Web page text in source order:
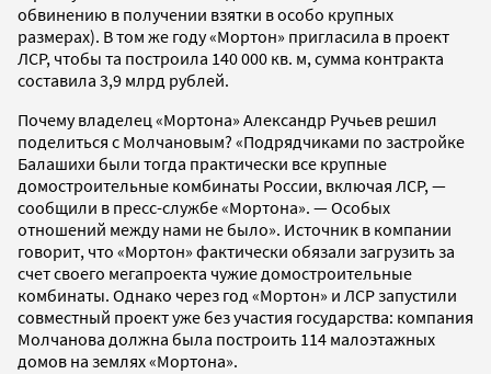
обвинению в получении взятки в особо крупных
размерах). В том же году «Мортон» пригласила в проект
ЛСР, чтобы та построила 140 000 кв. м, сумма контракта
составила 3,9 млрд рублей.
Почему владелец «Мортона» Александр Ручьев решил
поделиться с Молчановым? «Подрядчиками по застройке
Балашихи были тогда практически все крупные
домостроительные комбинаты России, включая ЛСР, —
сообщили в пресс-службе «Мортона». — Особых
отношений между нами не было». Источник в компании
говорит, что «Мортон» фактически обязали загрузить за
счет своего мегапроекта чужие домостроительные
комбинаты. Однако через год «Мортон» и ЛСР запустили
совместный проект уже без участия государства: компания
Молчанова должна была построить 114 малоэтажных
домов на землях «Мортона».